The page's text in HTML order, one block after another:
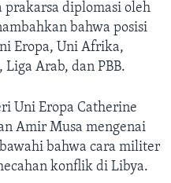
prakarsa diplomasi oleh
bahwa posisi
Eropa, Uni Afrika,
Arab, dan PBB.
Uni Eropa Catherine
Amir Musa mengenai
bahwa cara militer
konflik di Libya.